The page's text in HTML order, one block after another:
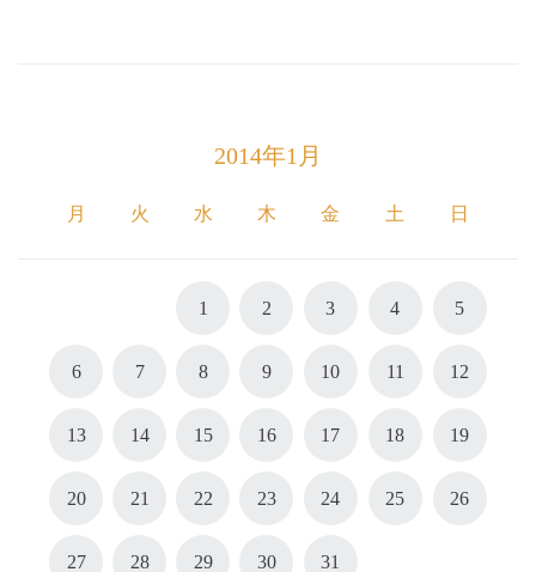
2014年1月
月 火 水 木 金 土 日
1 2 3 4 5
6 7 8 9 10 11 12
13 14 15 16 17 18 19
20 21 22 23 24 25 26
27 28 29 30 31